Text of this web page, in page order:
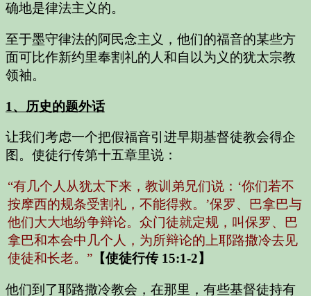
确地是律法主义的。
至于墨守律法的阿民念主义，他们的福音的某些方
面可比作新约里奉割礼的人和自以为义的犹太宗教
领袖。
1、历史的题外话
让我们考虑一个把假福音引进早期基督徒教会得企
图。使徒行传第十五章里说：
“有几个人从犹太下来，教训弟兄们说：‘你们若不
按摩西的规条受割礼，不能得救。’保罗、巴拿巴与
他们大大地纷争辩论。众门徒就定规，叫保罗、巴
拿巴和本会中几个人，为所辩论的上耶路撒冷去见
使徒和长老。” 【使徒行传 15:1-2】
他们到了耶路撒冷教会，在那里，有些基督徒持有